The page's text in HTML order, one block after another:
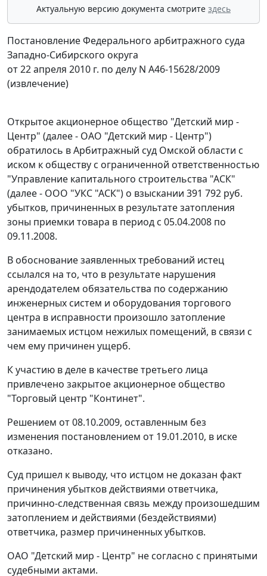
Актуальную версию документа смотрите здесь
Постановление Федерального арбитражного суда
Западно-Сибирского округа
от 22 апреля 2010 г. по делу N А46-15628/2009
(извлечение)
Открытое акционерное общество "Детский мир -
Центр" (далее - ОАО "Детский мир - Центр")
обратилось в Арбитражный суд Омской области с
иском к обществу с ограниченной ответственностью
"Управление капитального строительства "АСК"
(далее - ООО "УКС "АСК") о взыскании 391 792 руб.
убытков, причиненных в результате затопления
зоны приемки товара в период с 05.04.2008 по
09.11.2008.
В обоснование заявленных требований истец
ссылался на то, что в результате нарушения
арендодателем обязательства по содержанию
инженерных систем и оборудования торгового
центра в исправности произошло затопление
занимаемых истцом нежилых помещений, в связи с
чем ему причинен ущерб.
К участию в деле в качестве третьего лица
привлечено закрытое акционерное общество
"Торговый центр "Континет".
Решением от 08.10.2009, оставленным без
изменения постановлением от 19.01.2010, в иске
отказано.
Суд пришел к выводу, что истцом не доказан факт
причинения убытков действиями ответчика,
причинно-следственная связь между произошедшим
затоплением и действиями (бездействиями)
ответчика, размер причиненных убытков.
ОАО "Детский мир - Центр" не согласно с принятыми
судебными актами.